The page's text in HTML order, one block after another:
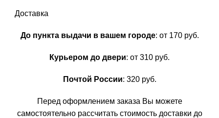
Доставка
До пункта выдачи в вашем городе: от 170 руб.
Курьером до двери: от 310 руб.
Почтой России: 320 руб.
Перед оформлением заказа Вы можете
самостоятельно рассчитать стоимость доставки до